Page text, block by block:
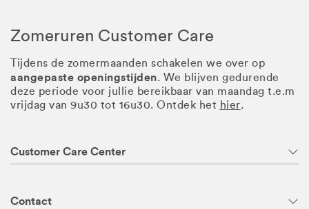
Zomeruren Customer Care
Tijdens de zomermaanden schakelen we over op
aangepaste openingstijden. We blijven gedurende
deze periode voor jullie bereikbaar van maandag t.e.m
vrijdag van 9u30 tot 16u30. Ontdek het hier.
Customer Care Center
Contact